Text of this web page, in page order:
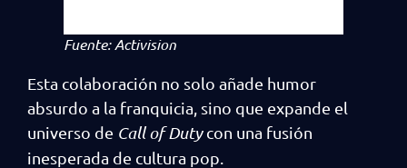
Fuente: Activision
Esta colaboración no solo añade humor
absurdo a la franquicia, sino que expande el
universo de Call of Dutycon una fusión
inesperada de cultura pop.